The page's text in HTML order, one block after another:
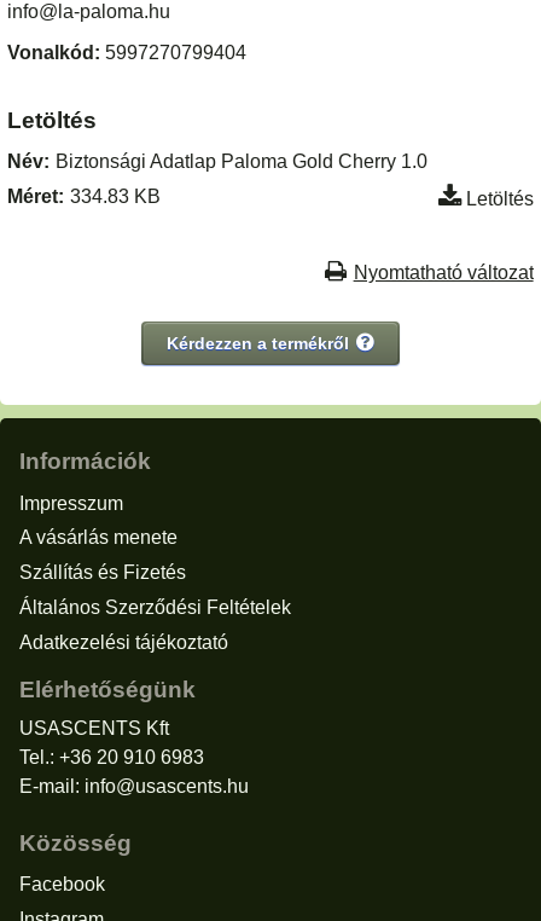
info@la-paloma.hu
Vonalkód: 5997270799404
Letöltés
Név: Biztonsági Adatlap Paloma Gold Cherry 1.0
Méret: 334.83 KB Letöltés
Nyomtatható változat
Kérdezzen a termékről
Információk
Impresszum
A vásárlás menete
Szállítás és Fizetés
Általános Szerződési Feltételek
Adatkezelési tájékoztató
Elérhetőségünk
USASCENTS Kft
Tel.: +36 20 910 6983
E-mail: info@usascents.hu
Közösség
Facebook